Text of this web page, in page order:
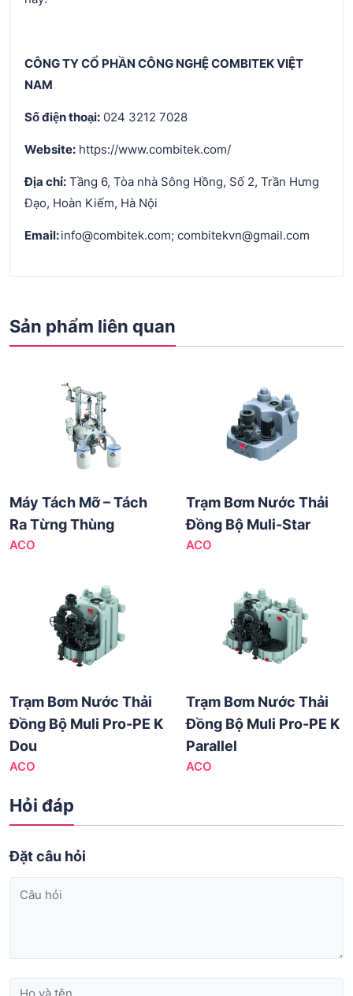
CÔNG TY CỔ PHẦN CÔNG NGHỆ COMBITEK VIỆT
NAM
Số điện thoại: 024 3212 7028
Website: https://www.combitek.com/
Địa chỉ: Tầng 6, Tòa nhà Sông Hồng, Số 2, Trần Hưng
Đạo, Hoàn Kiếm, Hà Nội
Email:info@combitek.com; combitekvn@gmail.com
Sản phẩm liên quan
Máy Tách Mỡ – Tách
Ra Từng Thùng
ACO
Trạm Bơm Nước Thải
Đồng Bộ Muli-Star
ACO
Trạm Bơm Nước Thải
Đồng Bộ Muli Pro-PE K
Dou
ACO
Trạm Bơm Nước Thải
Đồng Bộ Muli Pro-PE K
Parallel
ACO
Hỏi đáp
Đặt câu hỏi